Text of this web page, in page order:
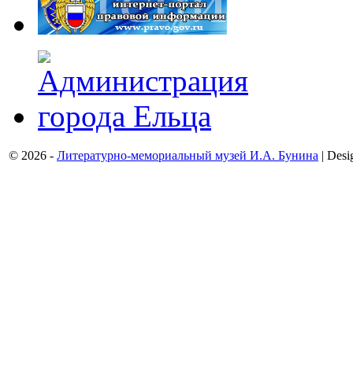
© 2026 - Литературно-мемориальный музей И.А. Бунина |